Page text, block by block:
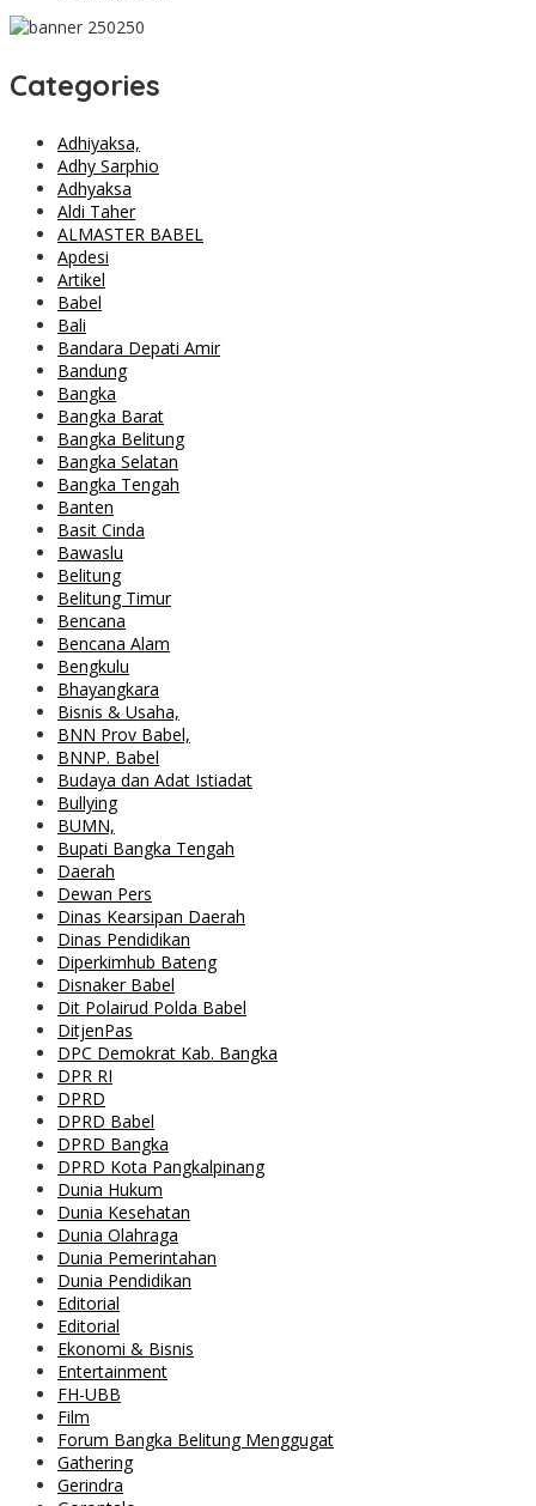
Categories
Adhiyaksa,
Adhy Sarphio
Adhyaksa
Aldi Taher
ALMASTER BABEL
Apdesi
Artikel
Babel
Bali
Bandara Depati Amir
Bandung
Bangka
Bangka Barat
Bangka Belitung
Bangka Selatan
Bangka Tengah
Banten
Basit Cinda
Bawaslu
Belitung
Belitung Timur
Bencana
Bencana Alam
Bengkulu
Bhayangkara
Bisnis & Usaha,
BNN Prov Babel,
BNNP. Babel
Budaya dan Adat Istiadat
Bullying
BUMN,
Bupati Bangka Tengah
Daerah
Dewan Pers
Dinas Kearsipan Daerah
Dinas Pendidikan
Diperkimhub Bateng
Disnaker Babel
Dit Polairud Polda Babel
DitjenPas
DPC Demokrat Kab. Bangka
DPR RI
DPRD
DPRD Babel
DPRD Bangka
DPRD Kota Pangkalpinang
Dunia Hukum
Dunia Kesehatan
Dunia Olahraga
Dunia Pemerintahan
Dunia Pendidikan
Editorial
Editorial
Ekonomi & Bisnis
Entertainment
FH-UBB
Film
Forum Bangka Belitung Menggugat
Gathering
Gerindra